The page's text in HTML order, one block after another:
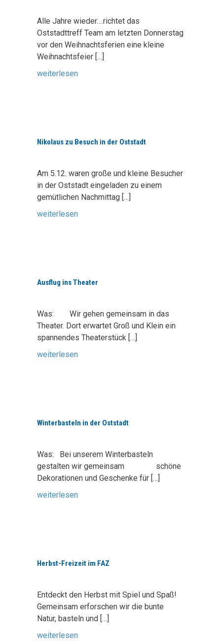
Alle Jahre wieder….richtet das
Oststadttreff Team am letzten Donnerstag
vor den Weihnachtsferien eine kleine
Weihnachtsfeier […]
weiterlesen
Nikolaus zu Besuch in der Oststadt
Am 5.12. waren große und kleine Besucher
in der Oststadt eingeladen zu einem
gemütlichen Nachmittag […]
weiterlesen
Ausflug ins Theater
Was: Wir gehen gemeinsam in das
Theater. Dort erwartet Groß und Klein ein
spannendes Theaterstück […]
weiterlesen
Winterbasteln in der Oststadt
Was: Bei unserem Winterbasteln
gestalten wir gemeinsam schöne
Dekorationen und Geschenke für […]
weiterlesen
Herbst-Freizeit im FAZ
Entdeckt den Herbst mit Spiel und Spaß!
Gemeinsam erforschen wir die bunte
Natur, basteln und […]
weiterlesen